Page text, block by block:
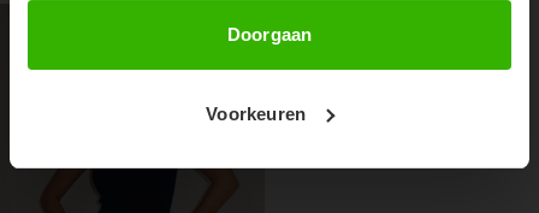
Doorgaan
Voorkeuren